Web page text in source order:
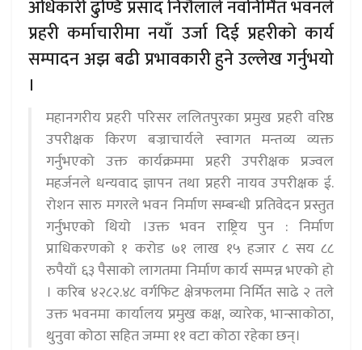
अधिकारी ढुण्डि प्रसाद निरौलाले नवनिर्मित भवनले
प्रहरी कर्माचारीमा नयाँ उर्जा दिई प्रहरीको कार्य
सम्पादन अझ बढी प्रभावकारी हुने उल्लेख गर्नुभयो
।
महानगरीय प्रहरी परिसर ललितपुरका प्रमुख प्रहरी वरिष्ठ
उपरीक्षक किरण बज्राचार्यले स्वागत मन्तव्य व्यक्त
गर्नुभएको उक्त कार्यक्रममा प्रहरी उपरीक्षक प्रज्वल
महर्जनले धन्यवाद ज्ञापन तथा प्रहरी नायव उपरीक्षक ई.
रोशन सारु मगरले भवन निर्माण सम्बन्धी प्रतिवेदन प्रस्तुत
गर्नुभएको थियो ।उक्त भवन राष्ट्रिय पुन : निर्माण
प्राधिकरणको १ करोड ७१ लाख १५ हजार ८ सय ८८
रुपैयाँ ६३ पैसाको लागतमा निर्माण कार्य सम्पन्न भएको हो
। करिब ४२८२.४८ वर्गफिट क्षेत्रफलमा निर्मित साढे २ तले
उक्त भवनमा कार्यालय प्रमुख कक्ष, व्यारेक, भान्साकोठा,
थुनुवा कोठा सहित जम्मा ११ वटा कोठा रहेका छन्।